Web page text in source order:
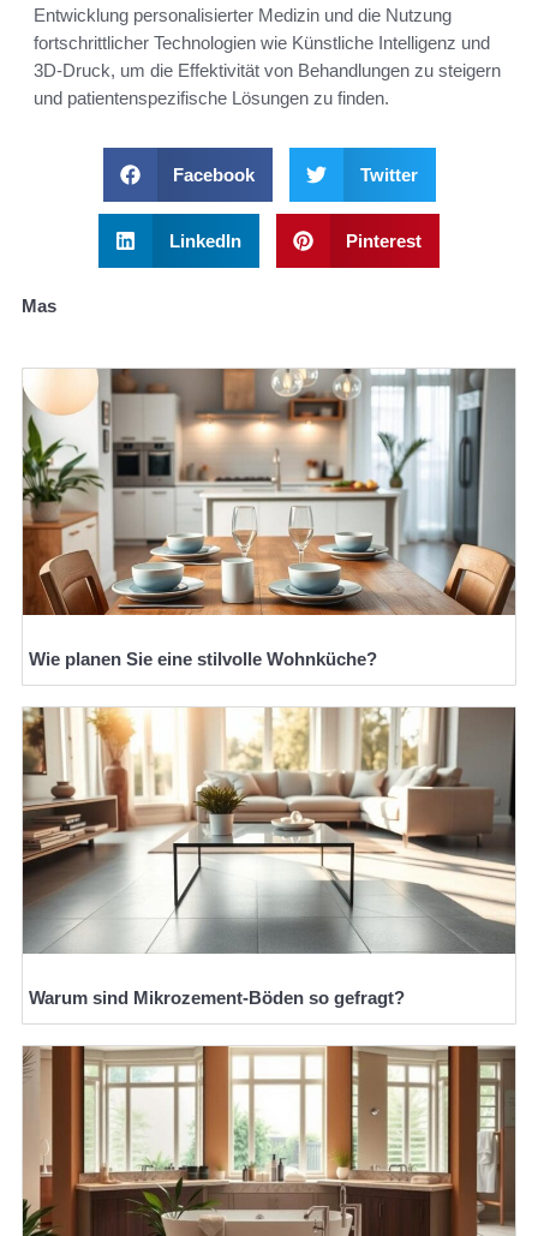
Entwicklung personalisierter Medizin und die Nutzung
fortschrittlicher Technologien wie Künstliche Intelligenz und
3D-Druck, um die Effektivität von Behandlungen zu steigern
und patientenspezifische Lösungen zu finden.
Facebook Twitter
LinkedIn Pinterest
Mas
Wie planen Sie eine stilvolle Wohnküche?
Warum sind Mikrozement-Böden so gefragt?